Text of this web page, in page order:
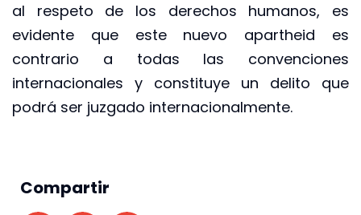
al respeto de los derechos humanos, es
evidente que este nuevo apartheid es
contrario a todas las convenciones
internacionales y constituye un delito que
podrá ser juzgado internacionalmente.
Compartir